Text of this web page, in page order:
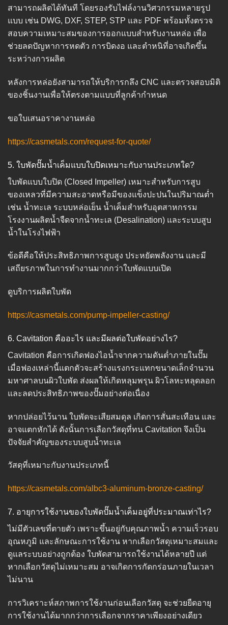
สามารถผลิตได้ทันที โดยรองรับไฟล์งานวิศวกรรมหลายรูป
แบบ เช่น DWG, DXF, STEP, STP และ PDF พร้อมทั้งตรวจ
สอบความเหมาะสมของการออกแบบสำหรับงานหล่อ เพื่อ
ช่วยลดปัญหาการหดตัว การบิดงอ และตำหนิที่อาจเกิดขึ้น
ระหว่างการผลิต
หลังการหล่อยังสามารถให้บริการกลึง CNC และตรวจสอบมิติ
ของชิ้นงานเพื่อให้ตรงตามแบบที่ลูกค้ากำหนด
ขอใบเสนอราคางานหล่อ
https://casmetals.com/request-for-quote/
5. ใบพัดปั๊มน้ำเค็มแบบใบปิดเหมาะกับงานประเภทใด?
ใบพัดแบบใบปิด (Closed Impeller) เหมาะสำหรับการสูบ
ของเหลวที่มีความสะอาดหรือมีของแข็งปะปนในปริมาณต่ำ
เช่น น้ำทะเล ระบบหล่อเย็น น้ำเค็มสำหรับอุตสาหกรรม
โรงงานผลิตน้ำจืดจากน้ำทะเล (Desalination) และระบบสูบ
น้ำในโรงไฟฟ้า
ข้อดีคือให้ประสิทธิภาพการสูบสูง ประหยัดพลังงาน และมี
เสถียรภาพในการทำงานมากกว่าใบพัดแบบเปิด
ดูบริการผลิตใบพัด
https://casmetals.com/pump-impeller-casting/
6. Cavitation คืออะไร และมีผลต่อใบพัดอย่างไร?
Cavitation คือการเกิดฟองไอน้ำจากความดันต่ำภายในปั๊ม
เมื่อฟองเหล่านี้แตกตัวจะสร้างแรงกระแทกขนาดเล็กจำนวน
มหาศาลบนผิวใบพัด ส่งผลให้เกิดหลุมพรุน ผิวโลหะหลุดลอก
และลดประสิทธิภาพของปั๊มอย่างต่อเนื่อง
หากปล่อยไว้นาน ใบพัดจะเสียสมดุล เกิดการสั่นสะเทือน และ
อาจแตกหักได้ ดังนั้นการเลือกวัสดุที่ทน Cavitation จึงเป็น
ปัจจัยสำคัญของระบบสูบน้ำทะเล
วัสดุที่เหมาะกับงานประเภทนี้
https://casmetals.com/albc3-aluminum-bronze-casting/
7. อายุการใช้งานของใบพัดปั๊มน้ำเค็มอยู่ที่ประมาณเท่าไร?
ไม่มีตัวเลขที่ตายตัว เพราะขึ้นอยู่กับคุณภาพน้ำ ความเร็วรอบ
อุณหภูมิ และลักษณะการใช้งาน หากเลือกวัสดุเหมาะสมและ
ดูแลระบบอย่างถูกต้อง ใบพัดสามารถใช้งานได้หลายปี แต่
หากเลือกวัสดุไม่เหมาะสม อาจเกิดการกัดกร่อนภายในเวลา
ไม่นาน
การวิเคราะห์สภาพการใช้งานก่อนเลือกวัสดุ จะช่วยยืดอายุ
การใช้งานได้มากกว่าการเลือกจากราคาเพียงอย่างเดียว